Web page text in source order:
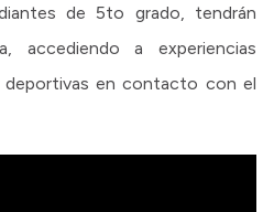
de 5to grado, tendrán
accediendo a experiencias
deportivas en contacto con el